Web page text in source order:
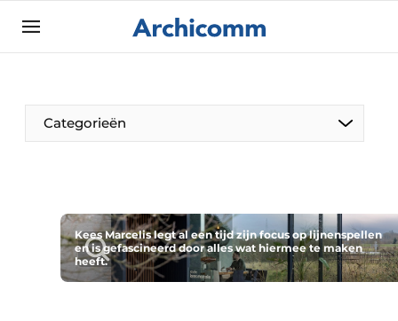
Aanmelden
ArchiComm | Magazine over architectuur,
interieur- & landschapsarchitectuur
Nieuwsbrief
Podcasts
Privacy / Cookie statement
Categorieën
De Pen
Architect Aan het Woord
Kees Marcelis legt al een tijd zijn focus op lijnenspellen
en is gefascineerd door alles wat hiermee te maken
heeft.